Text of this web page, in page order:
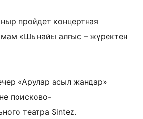
пройдет концертная
«Шынайы алғыс – жүректен
«Арулар асыл жандар»
поисково-
театра Sintez.